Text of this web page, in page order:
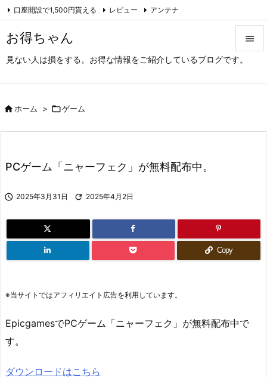
お得ちゃん
見ない人は損をする。お得な情報をご紹介しているブログです。

口座開設で1,500円貰える レビュー アンテナ
アーカイブ（旧サイト）
ホーム > ゲーム
PCゲーム「ニャーフェク」が無料配布中。
 2025年3月31日  2025年4月2日
Copy
※当サイトではアフィリエイト広告を利用しています。
EpicgamesでPCゲーム「ニャーフェク」が無料配布中で
す。
ダウンロードはこちら